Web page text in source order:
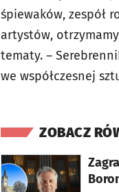
śpiewaków, zespół
artystów,
tematy. –
we współczesnej
ZOBACZ
otworzy się w nowej karcie